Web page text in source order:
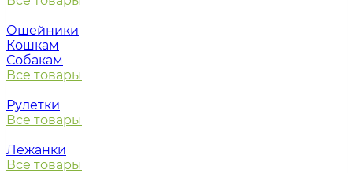
Ошейники
Кошкам
Собакам
Все товары
Рулетки
Все товары
Лежанки
Все товары